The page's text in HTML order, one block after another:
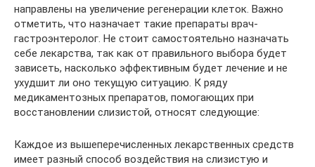
направлены на увеличение регенерации клеток. Важно
отметить, что назначает такие препараты врач-
гастроэнтеролог. Не стоит самостоятельно назначать
себе лекарства, так как от правильного выбора будет
зависеть, насколько эффективным будет лечение и не
ухудшит ли оно текущую ситуацию. К ряду
медикаментозных препаратов, помогающих при
восстановлении слизистой, относят следующие:
Каждое из вышеперечисленных лекарственных средств
имеет разный способ воздействия на слизистую и